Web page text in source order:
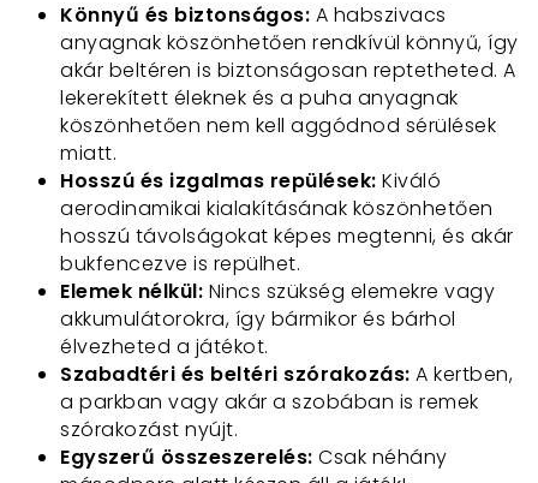
Könnyű és biztonságos: A habszivacs
anyagnak köszönhetően rendkívül könnyű, így
akár beltéren is biztonságosan reptetheted. A
lekerekített éleknek és a puha anyagnak
köszönhetően nem kell aggódnod sérülések
miatt.
Hosszú és izgalmas repülések: Kiváló
aerodinamikai kialakításának köszönhetően
hosszú távolságokat képes megtenni, és akár
bukfencezve is repülhet.
Elemek nélkül: Nincs szükség elemekre vagy
akkumulátorokra, így bármikor és bárhol
élvezheted a játékot.
Szabadtéri és beltéri szórakozás: A kertben,
a parkban vagy akár a szobában is remek
szórakozást nyújt.
Egyszerű összeszerelés: Csak néhány